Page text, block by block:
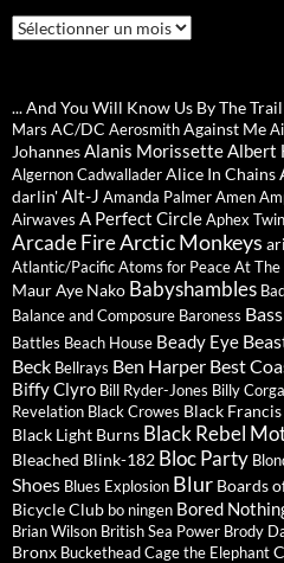
Archives
... And You Will Know Us By The
Mars AC/DC AerosmithAgainst Me
JohannesAlanis MorissetteAlbert
Algernon CadwalladerAlice In Chains
darlin'Alt-J Amanda PalmerAmen
Airwaves A Perfect CircleAphex Twin
Arcade FireArctic Monkeys
Atlantic/PacificAtoms for PeaceAt
MaurAye Nako Babyshambles
Balance and Composure Baroness
Battles Beach House Beady Eye
Beck Bellrays Ben Harper Best
Biffy Clyro Bill Ryder-Jones Billy
Revelation Black Crowes Black Francis
Black Light Burns Black Rebel
Bleached Blink-182 Bloc Party
Shoes Blues Explosion Blur Boards
Bicycle Club bo ningen Bored
Brian Wilson British Sea Power Brody
Bronx BucketheadCage the Elephant